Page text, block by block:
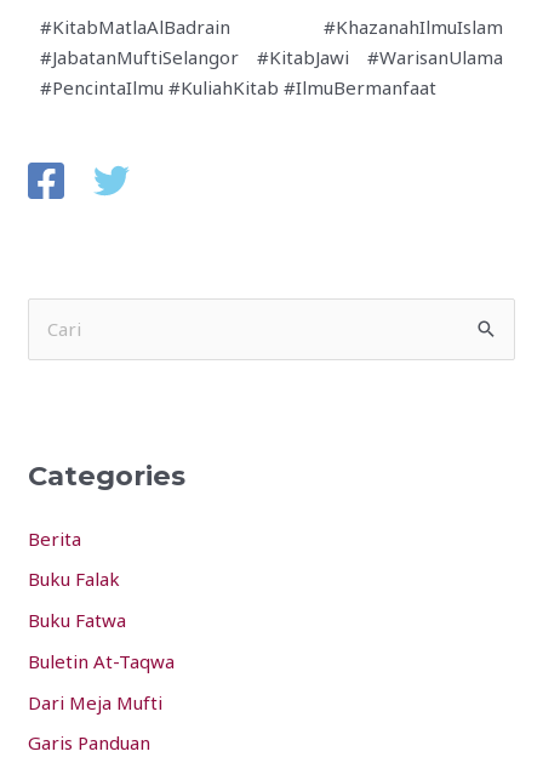
#KitabMatlaAlBadrain #KhazanahIlmuIslam
#JabatanMuftiSelangor #KitabJawi #WarisanUlama
#PencintaIlmu #KuliahKitab #IlmuBermanfaat
c
f
o
r
:
Categories
Berita
Buku Falak
Buku Fatwa
Buletin At-Taqwa
Dari Meja Mufti
Garis Panduan